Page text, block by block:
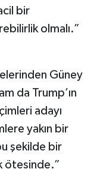
bir
olmalı.”
Güney
da Trump’ın
adayı
yakın bir
şekilde bir
ötesinde.”